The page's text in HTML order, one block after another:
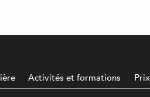
Activités et formations